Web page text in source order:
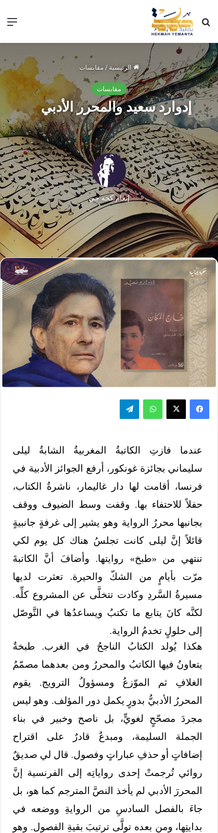
الرئيسية / مقابسات
مقابسات
إدوارد سعيد والمحرر الأدبي
إنعام كجه جي
عندما فازتِ الكاتبةُ المغربيةُ الشابةُ ليلى
سليماني بجائزة غونكور، أرفع الجوائز الأدبية في
فرنسا، أقامت لها دار غاليمار، ناشرةُ الكتاب،
حفلاً للاحتفاء بها. وقفت وسط الضيوف ووقف
بجانبها محررُ الرواية وهو يشير إلى غرفةٍ جانبيةٍ
قائلاً إنَّ ليلى كانت تجلسُ هناك كل يوم لكي
تنتهي من «طبخ» روايتها. وأضافَ أنَّ الكاتبةَ
مرّت بأيامٍ من الشكّ والحيرة. تعثرت لديها
مسيرةُ السَّردِ وكادت تتخلَّى عن المشروع كلِّه.
لكنَّه كانَ يتابع ما تكتبُ ويساعدُها في التَّوصّل
إلى حلولٍ تخدمُ الرواية.
هكذا يُولد الكتابُ الناجحُ في الغرب. طبخةٌ
يتعاونُ فيها الكاتبُ والمحررُ ومن بعدهما مصمّمُ
الغلافِ ثم الموّزعُ ومسؤولُ الترويج. يقوم
المحررُ الأدبيُّ بدورٍ يكمل دور المؤلف. وهو ليس
مجردَ مصحّحٍ لغويٍّ، بل ناصح وخبير في بناء
الجملة السليمة، ومبدعٌ قادرٌ على اقتراح
إضافاتٍ أو حذفِ عباراتٍ وفصول. قال لي صديقٌ
روائي تُرجمتْ إحدى رواياتِه إلى الفرنسية إنَّ
المحررَ الأدبي لم يأخذ النصَّ المترجم كما هو، بل
جاءَ بالفصل السادسِ من الروايةِ ووضعه في
بدايتِها، ومن بعده تولَّى ترتيبَ بقيةِ الفصول. وهو